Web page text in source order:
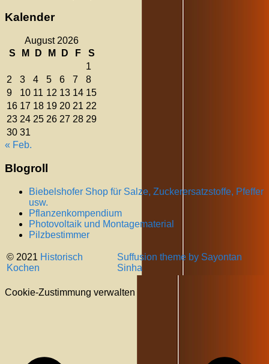
Kalender
August 2026
S
M D M D F
S
1
2
3 4 5 6 7
8
9
10 11 12 13 14 15
16 17 18 19 20 21 22
23 24 25 26 27 28 29
30 31
« Feb.
Blogroll
Biebelshofer Shop für Salze, Zuckerersatzstoffe, Pfeffer
usw.
Pflanzenkompendium
Photovoltaik und Montagematerial
Pilzbestimmer
© 2021 Historisch
Kochen
Suffusion theme by Sayontan
Sinha
Cookie-Zustimmung verwalten